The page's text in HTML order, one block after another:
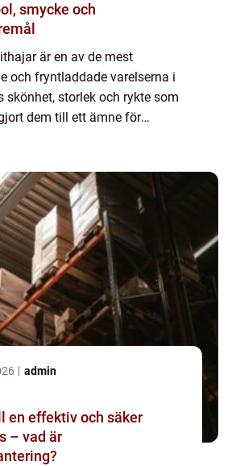
är en av de mest
och fryntladdade varelserna i
skönhet, storlek och rykte som
dem till ett ämne för
admin
en effektiv och säker
– vad är